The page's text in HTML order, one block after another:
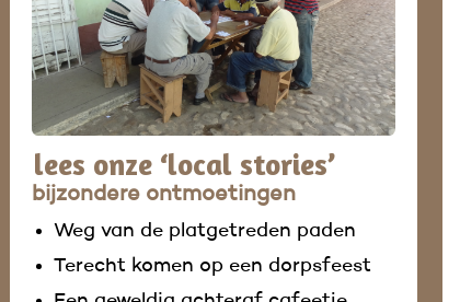
lees onze ‘local stories’
bijzondere ontmoetingen
Weg van de platgetreden paden
Terecht komen op een dorpsfeest